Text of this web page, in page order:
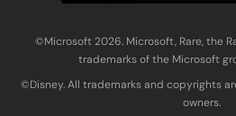
©Microsoft 2026. Microsoft, Rare, the
trademarks of the Microsoft
©Disney. All trademarks and copyrights
owners.